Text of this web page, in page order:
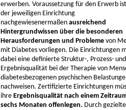
erwerben. Voraussetzung für den Erwerb
der jeweiligen Einrichtung
nachgewiesenermaßen ausreichend
Hintergrundwissen über die besonderen
Herausforderungen und Probleme von
mit Diabetes vorliegen. Die Einrichtungen
dabei eine definierte Struktur-, Prozess- und
Ergebnisqualität bei der Therapie von
diabetesbezogenen psychischen
nachweisen. Zertifizierte Einrichtungen
ihre Ergebnisqualität nach einem
sechs Monaten offenlegen. Durch gezielte